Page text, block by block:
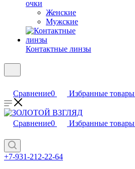
очки
Женские
Мужские
Контактные линзы
Сравнение0 Избранные товары
Сравнение0 Избранные товары
+7-931-212-22-64